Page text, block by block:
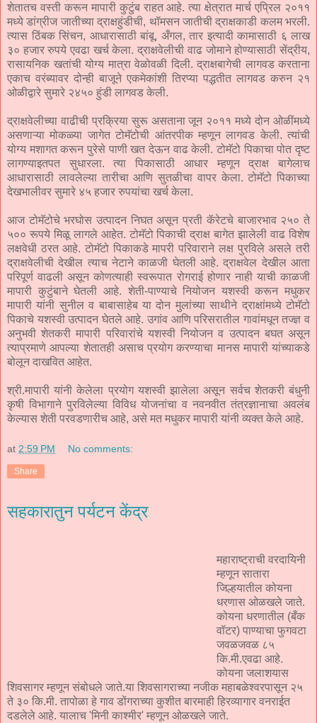
शेतातच वस्ती करून मापारी कुटुंब राहत आहे. त्या क्षेत्रात मार्च एप्रिल २०११
मध्ये डांग्रीज जातीच्या द्राक्षहुंडीची, थॉमसन जातीची द्राक्षकाडी कलम भरली.
त्यास ठिंबक सिंचन, आधारासाठी बांबू, अँगल, तार इत्यादी कामासाठी ६ लाख
३० हजार रुपये एवढा खर्च केला. द्राक्षवेलीची वाढ जोमाने होण्यासाठी सेंद्रीय,
रासायनिक खतांची योग्य मात्रा वेळोवळी दिली. द्राक्षबागेची लागवड करताना
एकाच वरंब्यावर दोन्ही बाजूने एकमेकांशी तिरप्या पद्धतीत लागवड करुन २१
ओळीद्वारे सुमारे २४५० हुंडी लागवड केली.
द्राक्षवेलीच्या वाढीची प्रक्रिया सुरू असताना जून २०११ मध्ये दोन ओळींमध्ये
असणाऱ्या मोकळ्या जागेत टोमॅटोची आंतरपीक म्हणून लागवड केली. त्यांची
योग्य मशागत करून पुरेसे पाणी खत देऊन वाढ केली. टोमॅटो पिकाचा पोत दृष्ट
लागण्याइतपत सुधारला. त्या पिकासाठी आधार म्हणून द्राक्ष बागेलाच
आधारासाठी लावलेल्या तारीचा आणि सुतळीचा वापर केला. टोमॅटो पिकाच्या
देखभालीवर सुमारे ४५ हजार रुपयांचा खर्च केला.
आज टोमॅटोचे भरघोस उत्पादन निघत असून प्रती कॅरेटचे बाजारभाव २५० ते
५०० रूपये मिळू लागले आहेत. टोमॅटो पिकाची द्राक्ष बागेत झालेली वाढ विशेष
लक्षवेधी ठरत आहे. टोमॅटो पिकाकडे मापरी परिवाराने लक्ष पुरविले असले तरी
द्राक्षवेलीची देखील त्याच नेटाने काळजी घेतली आहे. द्राक्षवेल देखील आता
परिपूर्ण वाढली असून कोणत्याही स्वरूपात रोगराई होणार नाही याची काळजी
मापारी कुटुंबाने घेतली आहे. शेती-पाण्याचे नियोजन यशस्वी करून मधुकर
मापारी यांनी सुनील व बाबासाहेब या दोन मुलांच्या साथीने द्राक्षांमध्ये टोमॅटो
पिकाचे यशस्वी उत्पादन घेतले आहे. उगांव आणि परिसरातील गावांमधून तज्ज्ञ व
अनुभवी शेतकरी मापारी परिवारांचे यशस्वी नियोजन व उत्पादन बघत असून
त्याप्रमाणे आपल्या शेतातही असाच प्रयोग करण्याचा मानस मापारी यांच्याकडे
बोलून दाखवित आहेत.
श्री.मापारी यांनी केलेला प्रयोग यशस्वी झालेला असून सर्वच शेतकरी बंधुनी
कृषी विभागाने पुरविलेल्या विविध योजनांचा व नवनवीत तंत्रज्ञानाचा अवलंब
केल्यास शेती परवडणारीच आहे, असे मत मधुकर मापारी यांनी व्यक्त केले आहे.
at 2:59 PM No comments:
Share
सहकारातुन पर्यटन केंद्र
महाराष्ट्राची वरदायिनी
म्हणून सातारा
जिल्हयातील कोयना
धरणास ओळखले जाते.
कोयना धरणातील (बँक
वॉटर) पाण्याचा फुगवटा
जवळजवळ ८५
कि.मी.एवढा आहे.
कोयना जलाशयास
शिवसागर म्हणून संबोधले जाते.या शिवसागराच्या नजीक महाबळेश्वरपासून २५
ते ३० कि.मी. तापोळा हे गाव डोंगराच्या कुशीत बारमाही हिरव्यागार वनराईत
दडलेले आहे. यालाच 'मिनी काश्मीर' म्हणून ओळखले जाते.